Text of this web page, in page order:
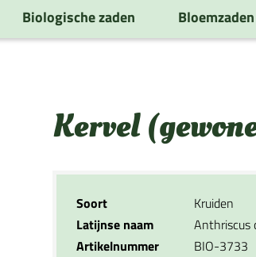
Biologische zaden Bloemzaden
Kervel
Soort
Kruiden
Latijnse naam
Anthriscus
Artikelnummer
BIO-3733